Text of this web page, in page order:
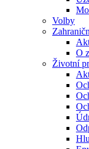
Volby
O
Životní